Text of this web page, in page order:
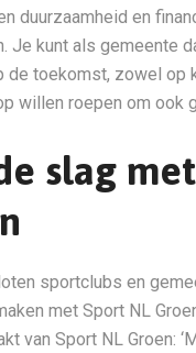
duurzaamheid en
Je kunt als gemeente
de toekomst, zowel op
willen roepen om ook
slag
sportclubs en
met Sport NL
van Sport NL Groen: